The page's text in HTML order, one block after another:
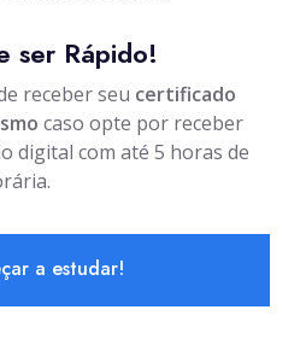
ser Rápido!
receber seu certificado
caso opte por receber
digital com até 5 horas de
a estudar!